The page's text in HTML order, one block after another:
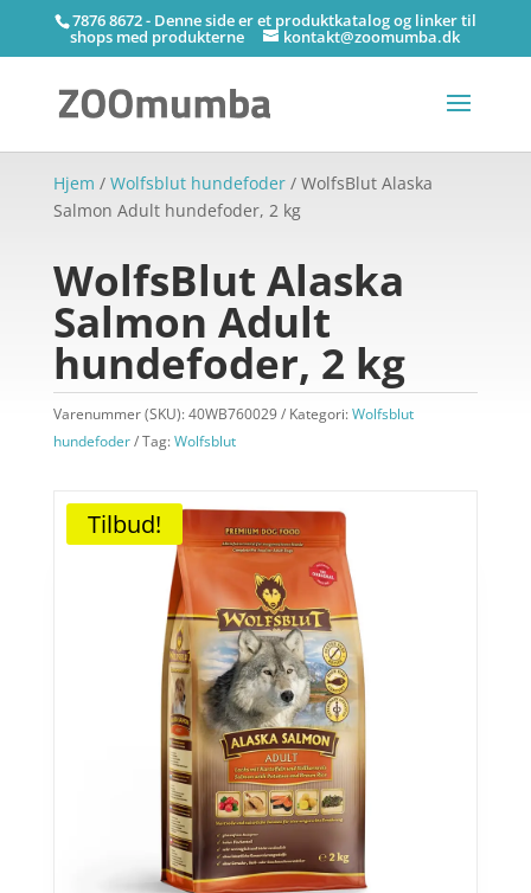
7876 8672 - Denne side er et produktkatalog og linker til
shops med produkterne kontakt@zoomumba.dk
Hjem / Wolfsblut hundefoder/ WolfsBlut Alaska
Salmon Adult hundefoder, 2 kg
WolfsBlut Alaska
Salmon Adult
hundefoder, 2 kg
Varenummer (SKU):40WB760029 Kategori:Wolfsblut
hundefoder
Tag:Wolfsblut
Tilbud!